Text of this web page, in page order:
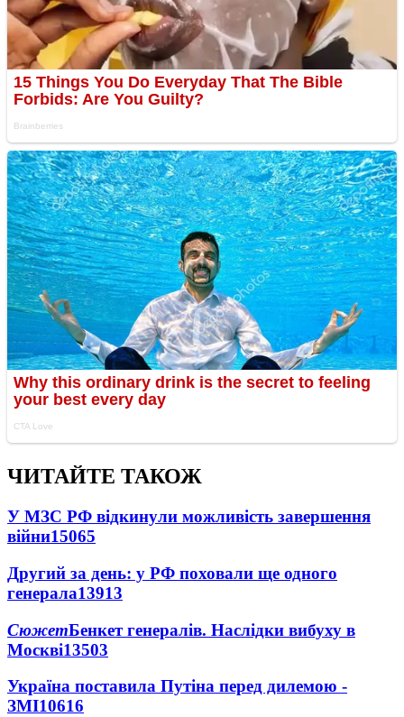
ЧИТАЙТЕ ТАКОЖ
У МЗС РФ відкинули можливість завершення
війни15065
Другий за день: у РФ поховали ще одного
генерала13913
СюжетБенкет генералів. Наслідки вибуху в
Москві13503
Україна поставила Путіна перед дилемою -
ЗМІ10616